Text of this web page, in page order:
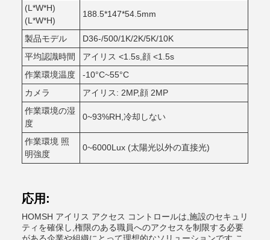
(L*W*H)
(L*W*H)
188.5*147*54.5mm
製品モデル
D36-/500/1K/2K/5K/10K
平均認識時間
アイリス <1.5s,顔 <1.5s
作業環境温度
-10°C~55°C
カメラ
アイリス: 2MP,顔 2MP
作業環境の湿
度
0~93%RH,冷却しない
作業環境 照
明強度
0~6000Lux (太陽光以外の直接光)
応用:
HOMSH アイリス アクセス コントロールは,施設のセキュリ
ティを確保し,権限のある職員へのアクセスを制限する必要